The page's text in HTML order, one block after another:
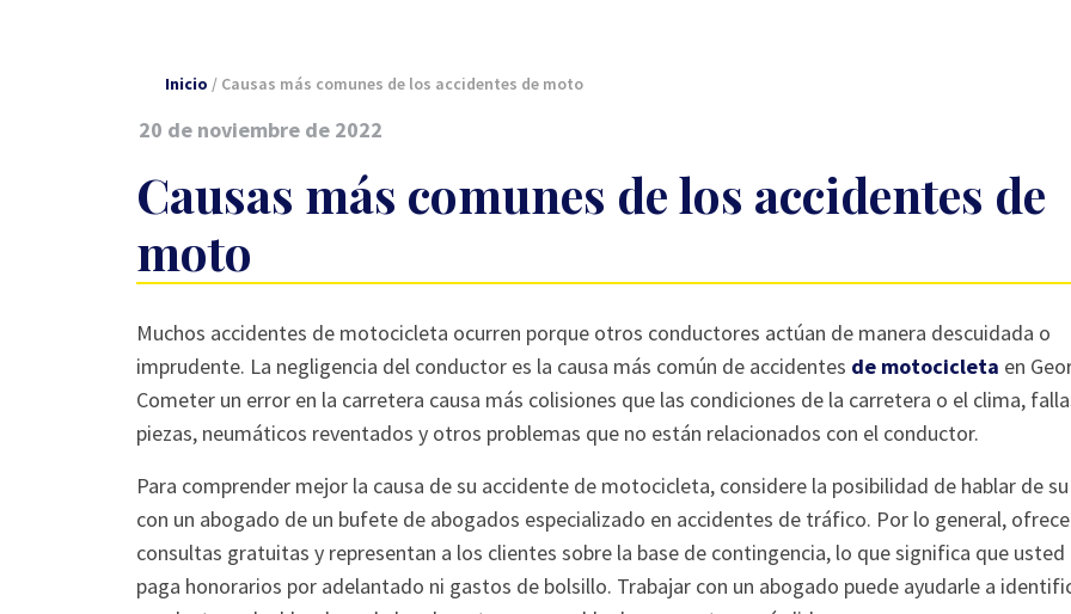
Inicio / Causas más comunes de los accidentes de moto
20 de noviembre de 2022
Causas más comunes de los accidentes de
moto
Causas
más
comunes
de
accidentes
de
moto
Muchos accidentes de motocicleta ocurren porque otros conductores actúan de manera descuidada o
imprudente. La negligencia del conductor es la causa más común de accidentes de motocicleta en
Cometer un error en la carretera causa más colisiones que las condiciones de la carretera o el clima,
piezas, neumáticos reventados y otros problemas que no están relacionados con el conductor.
Para comprender mejor la causa de su accidente de motocicleta, considere la posibilidad de hablar de
con un abogado de un bufete de abogados especializado en accidentes de tráfico. Por lo general,
consultas gratuitas y representan a los clientes sobre la base de contingencia, lo que significa que usted
paga honorarios por adelantado ni gastos de bolsillo. Trabajar con un abogado puede ayudarle a